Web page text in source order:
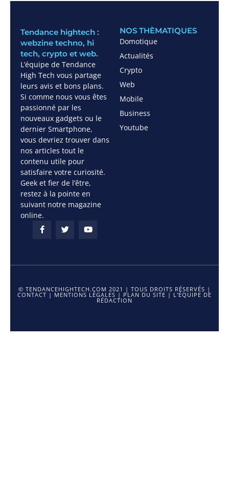
Tendance hightech :
webzine techno, hi
tech, crypto et web.
L’équipe de Tendance
High Tech vous partage
leurs avis et bons plans.
Si comme nous vous êtes
passionné par les
nouveaux gadgets ou le
dernier Smartphone,
vous devriez trouver dans
nos articles tout le
contenu utile pour
satisfaire votre curiosité.
Geek et fier de l’être,
restez à la pointe en
suivant notre magazine
online.
NOS THÈMATIQUES
Domotique
Actualités
Crypto
Web
Mobile
Business
Youtube
© TENDANCEHIGHTECH.COM 2021 | TOUS DROITS RÉSERVÉS |
CONTACT | MENTIONS LÉGALES | PLAN DU SITE | L'ÉQUIPE DE
RÉDACTION